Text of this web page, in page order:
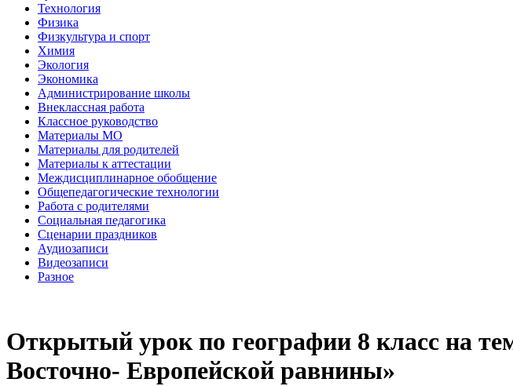
Технология
Физика
Физкультура и спорт
Химия
Экология
Экономика
Администрирование школы
Внеклассная работа
Классное руководство
Материалы МО
Материалы для родителей
Материалы к аттестации
Междисциплинарное обобщение
Общепедагогические технологии
Работа с родителями
Социальная педагогика
Сценарии праздников
Аудиозаписи
Видеозаписи
Разное
Открытый урок по географии 8 класс на
Восточно- Европейской равнины»